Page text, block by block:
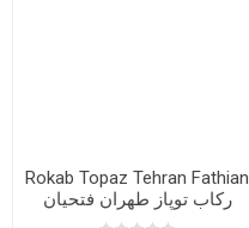
Rokab Topaz Tehran Fathian
رکاب توپاز طهران فتحیان